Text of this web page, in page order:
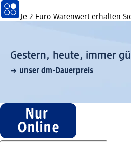
Je 2 Euro Warenwert erhalten
Gestern, heute, immer
unser dm-Dauerpreis